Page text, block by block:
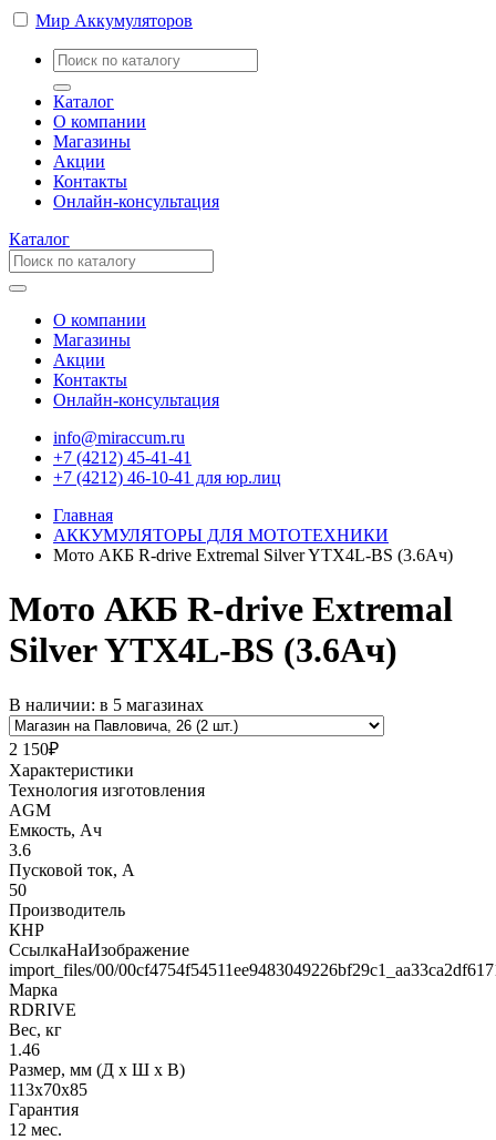
Мир Аккумуляторов
Каталог
О компании
Магазины
Акции
Контакты
Онлайн-консультация
Каталог
О компании
Магазины
Акции
Контакты
Онлайн-консультация
info@miraccum.ru
+7 (4212) 45-41-41
+7 (4212) 46-10-41 для юр.лиц
Главная
АККУМУЛЯТОРЫ ДЛЯ МОТОТЕХНИКИ
Мото АКБ R-drive Extremal Silver YTX4L-BS (3.6Ач)
Мото АКБ R-drive Extremal
Silver YTX4L-BS (3.6Ач)
В наличии: в 5 магазинах
2 150₽
Характеристики
Технология изготовления
AGM
Емкость, Ач
3.6
Пусковой ток, А
50
Производитель
КНР
СсылкаНаИзображение
import_files/00/
Марка
RDRIVE
Вес, кг
1.46
Размер, мм (Д x Ш x В)
113x70x85
Гарантия
12 мес.